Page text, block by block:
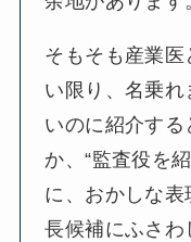
そもそも産業
い限り、名乗
いのに紹介する
か、“監査役を
に、おかしな表
長候補にふさわ